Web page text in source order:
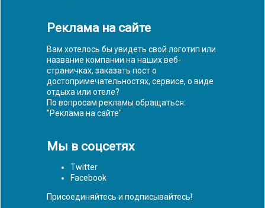
Реклама на сайте
Вам хотелось бы увидеть свой логотип или
название компании на наших веб-
страничках, заказать пост о
достопримечательностях, сервисе, о виде
отдыха или отеле?
По вопросам рекламы обращаться:
"Реклама на сайте"
Мы в соцсетях
Twitter
Facebook
Присоединяйтесь и подписывайтесь!